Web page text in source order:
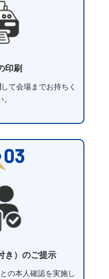
印刷
して会場までお持ちく
き）のご提示
の本人確認を実施し